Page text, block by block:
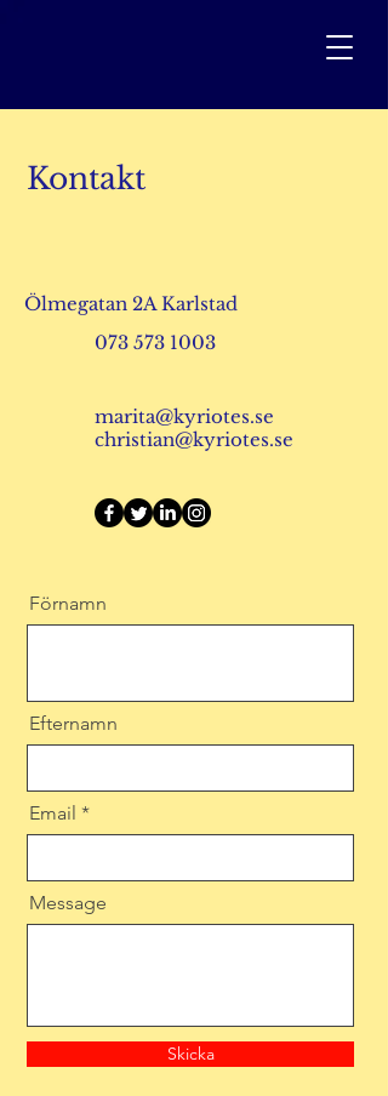
Kontakt
Ölmegatan 2A Karlstad
073 573 1003
marita@kyriotes.se
christian@kyriotes.se
Förnamn
Efternamn
Email
Message
Skicka